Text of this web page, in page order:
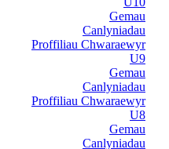
Gemau
Canlyniadau
Proffiliau Chwaraewyr
U9
Gemau
Canlyniadau
Proffiliau Chwaraewyr
U8
Gemau
Canlyniadau